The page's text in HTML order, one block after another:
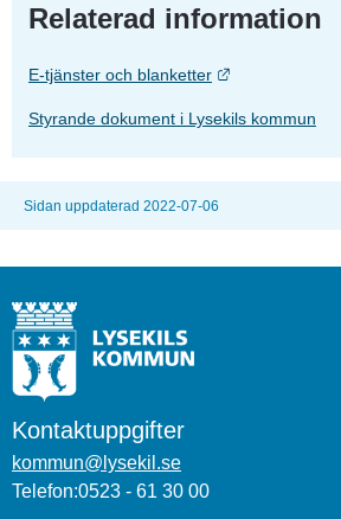
Relaterad information
E-tjänster och blanketter Länk till annan
Styrande dokument i Lysekils kommun
Sidan uppdaterad 2022-07-06
Kontaktuppgifter
kommun@lysekil.se
Telefon:0523 - 61 30 00